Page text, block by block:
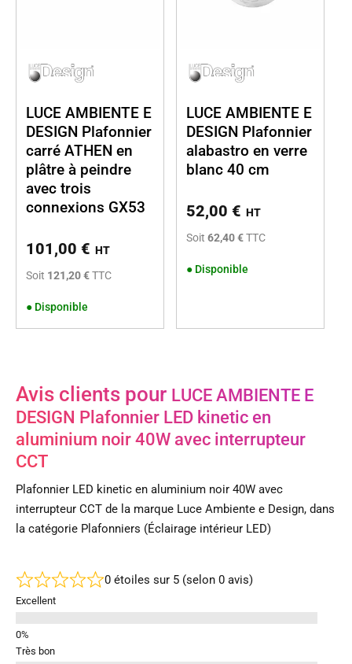
LUCE AMBIENTE E
DESIGN Plafonnier
carré ATHEN en
plâtre à peindre
avec trois
connexions GX53
101,00 € HT
Soit 121,20 €TTC
● Disponible
LUCE AMBIENTE E
DESIGN Plafonnier
alabastro en verre
blanc 40 cm
52,00 € HT
Soit 62,40 €TTC
● Disponible
Avis clients pour LUCE AMBIENTE E
DESIGN Plafonnier LED kinetic en
aluminium noir 40W avec interrupteur
CCT
Plafonnier LED kinetic en aluminium noir 40W avec
interrupteur CCT de la marque Luce Ambiente e Design, dans
la catégorie Plafonniers (Éclairage intérieur LED)
0 étoiles sur 5 (selon 0 avis)
Excellent
Très bon